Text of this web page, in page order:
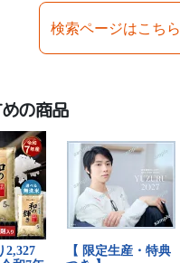
検索ページはこちら
の商品